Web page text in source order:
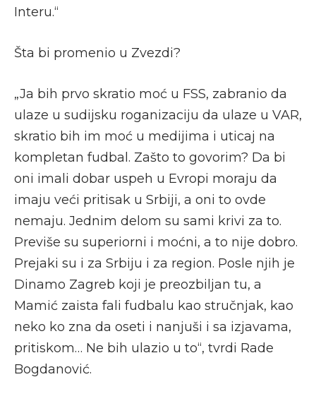
Interu.“
Šta bi promenio u Zvezdi?
„Ja bih prvo skratio moć u FSS, zabranio da
ulaze u sudijsku roganizaciju da ulaze u VAR,
skratio bih im moć u medijima i uticaj na
kompletan fudbal. Zašto to govorim? Da bi
oni imali dobar uspeh u Evropi moraju da
imaju veći pritisak u Srbiji, a oni to ovde
nemaju. Jednim delom su sami krivi za to.
Previše su superiorni i moćni, a to nije dobro.
Prejaki su i za Srbiju i za region. Posle njih je
Dinamo Zagreb koji je preozbiljan tu, a
Mamić zaista fali fudbalu kao stručnjak, kao
neko ko zna da oseti i nanjuši i sa izjavama,
pritiskom… Ne bih ulazio u to“, tvrdi Rade
Bogdanović.